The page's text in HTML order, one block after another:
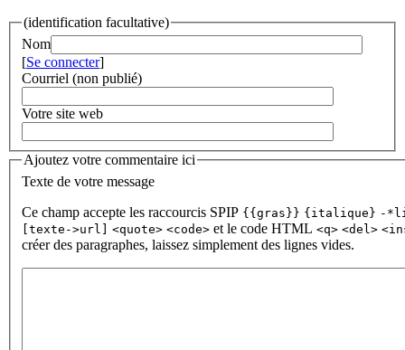
(identification facultative)
Nom
[Se connecter]
Courriel (non publié)
Votre site web
Ajoutez votre commentaire ici
Texte de votre message
Ce champ accepte les raccourcis SPIP {{gras}} {italique} -
[texte->url] <quote> <code> et le code HTML <q> <del>
créer des paragraphes, laissez simplement des lignes vides.